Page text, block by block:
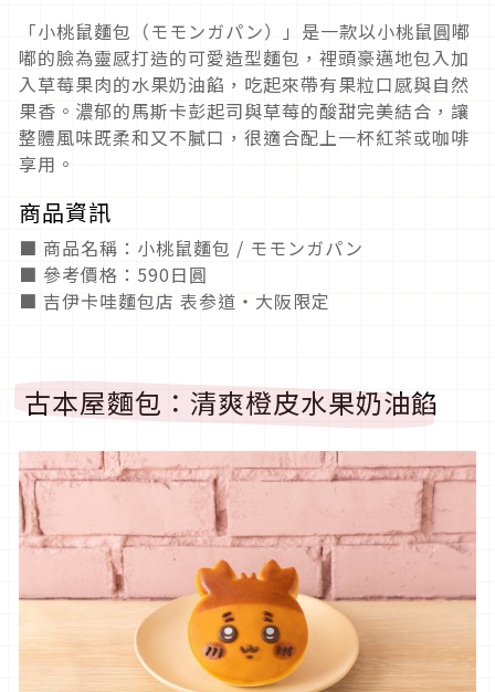
「小桃鼠麵包（モモンガパン）」是一款以小桃鼠圓嘟
嘟的臉為靈感打造的可愛造型麵包，裡頭豪邁地包入加
入草莓果肉的水果奶油餡，吃起來帶有果粒口感與自然
果香。濃郁的馬斯卡彭起司與草莓的酸甜完美結合，讓
整體風味既柔和又不膩口，很適合配上一杯紅茶或咖啡
享用。
商品資訊
■ 商品名稱：小桃鼠麵包 / モモンガパン
■ 參考價格：590日圓
■ 吉伊卡哇麵包店 表参道・大阪限定
古本屋麵包：清爽橙皮水果奶油餡